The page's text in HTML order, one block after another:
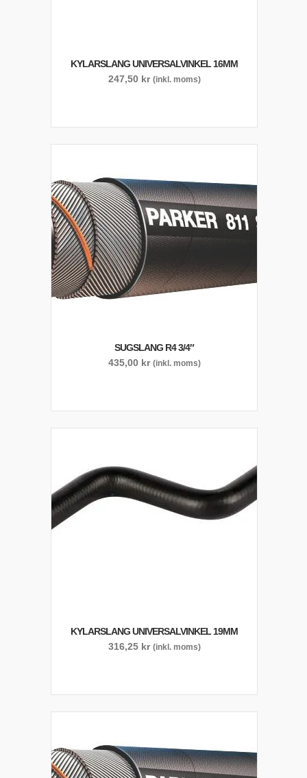
KYLARSLANG UNIVERSALVINKEL 16MM
247,50 kr (inkl. moms)
SUGSLANG R4 3/4″
435,00 kr (inkl. moms)
KYLARSLANG UNIVERSALVINKEL 19MM
316,25 kr (inkl. moms)